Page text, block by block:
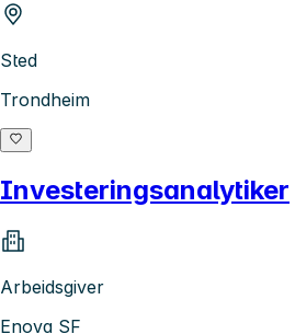
Sted
Trondheim
Investeringsanalytiker
Arbeidsgiver
Enova SF